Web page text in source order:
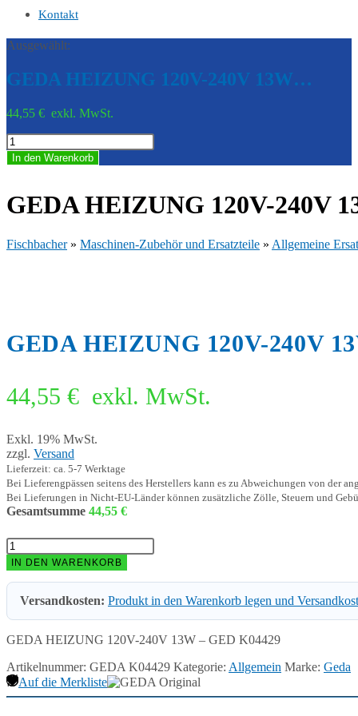
Kontakt
Ausgewählt:
GEDA HEIZUNG 120V-240V 13W…
44,55 € exkl. MwSt.
GEDA
HEIZUNG
120V-
13W
-
K04429
Menge
In den Warenkorb
GEDA HEIZUNG 120V-240V
Fischbacher» Maschinen-Zubehör und Ersatzteile » Allgemeine
GEDA HEIZUNG 120V-240V
44,55 € exkl. MwSt.
Exkl. 19% MwSt.
zzgl. Versand
Lieferzeit: ca. 5-7 Werktage
Bei Lieferengpässen seitens des Herstellers kann es zu Abweichungen von der
Bei Lieferungen in Nicht-EU-Länder können zusätzliche Zölle, Steuern und
Gesamtsumme 44,55 €
GEDA
HEIZUNG
120V-
240V
13W
-
K04429
IN DEN WARENKORB
Versandkosten: Produkt in den Warenkorb legen und
GEDA HEIZUNG 120V-240V 13W – GED K04429
Artikelnummer: GEDA K04429 Kategorie: Allgemein Marke: Geda
Auf die Merkliste